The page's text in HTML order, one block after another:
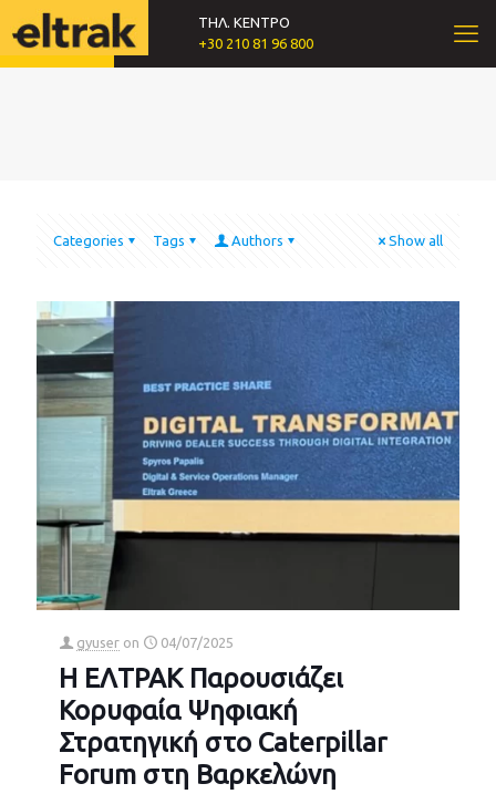
ΤΗΛ. ΚΕΝΤΡΟ
+30 210 81 96 800
Categories Tags Authors Show all
gyuser on 04/07/2025
Η ΕΛΤΡΑΚ Παρουσιάζει
Κορυφαία Ψηφιακή
Στρατηγική στο Caterpillar
Forum στη Βαρκελώνη